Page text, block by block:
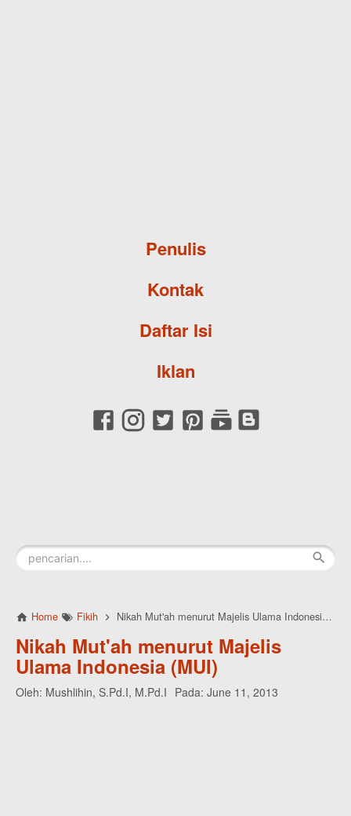
Penulis
Kontak
Daftar Isi
Iklan
Home Fikih Nikah Mut'ah menurut Majelis Ulama Indonesia (MUI)
Nikah Mut'ah menurut Majelis
Ulama Indonesia (MUI)
Oleh: Mushlihin, S.Pd.I, M.Pd.I Pada: June 11, 2013